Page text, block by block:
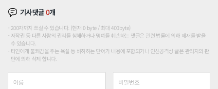
기사댓글0개
200자까지 쓰실 수 있습니다. (현재 0 byte / 최대 400byte)
저작권 등 다른 사람의 권리를 침해하거나 명예를 훼손하는 댓글은 관련 법률에 의해 제재를 받을
수 있습니다.
타인에게 불쾌감을 주는 욕설 등 비하하는 단어가 내용에 포함되거나 인신공격성 글은 관리자의 판
단에 의해 삭제 합니다.